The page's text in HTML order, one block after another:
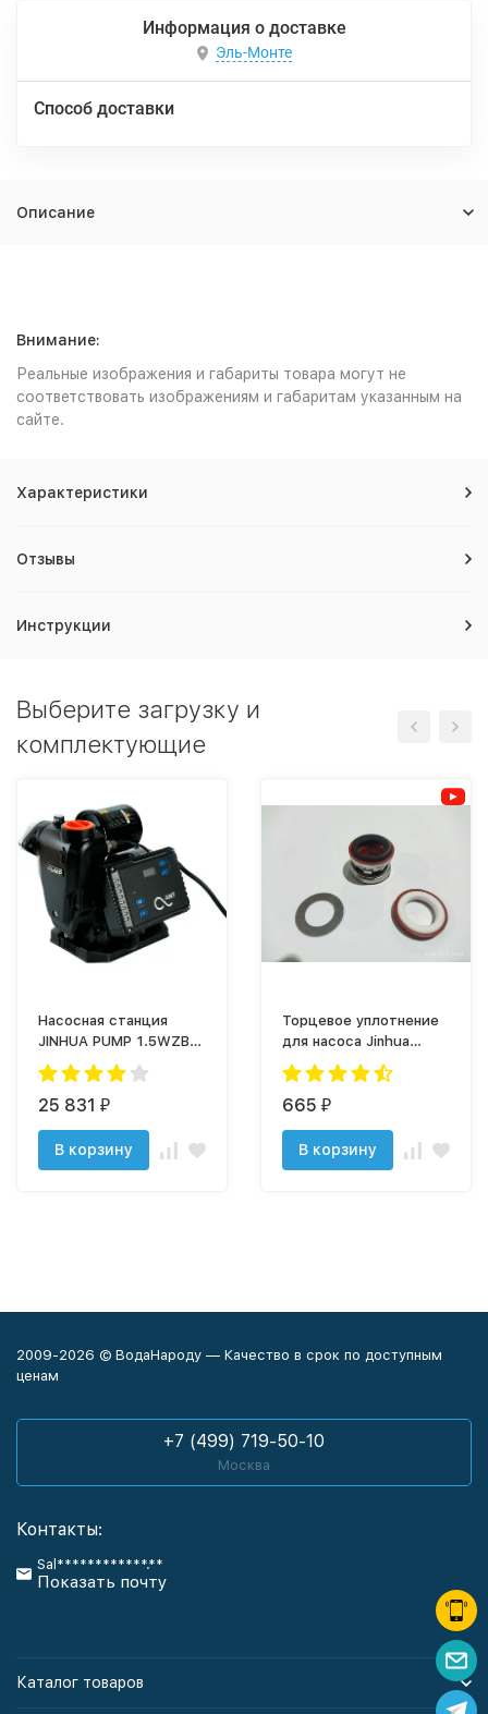
Информация о доставке
Эль-Монте
Способ доставки
Описание
Внимание:
Реальные изображения и габариты товара могут не
соответствовать изображениям и габаритам указанным на
сайте.
Характеристики
Отзывы
Инструкции
Выберите загрузку и
комплектующие
Насосная станция
JINHUA PUMP 1.5WZB-
45DC (Hпод-45 м,P-1,5
кВт, Q-3 м3/ч)
25 831 ₽
В корзину
Торцевое уплотнение
для насоса Jinhua
1,5WZB-45DC
665 ₽
В корзину
2009-2026 © ВодаНароду — Качество в срок по доступным
ценам
+7 (499) 719-50-10
Москва
Контакты:
Sal************.**
Показать почту
Каталог товаров